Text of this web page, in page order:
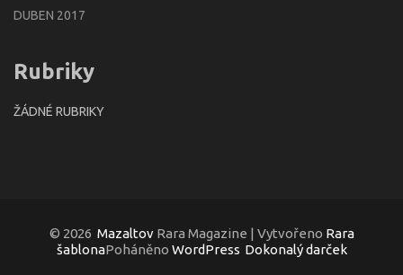
DUBEN 2017
Rubriky
ŽÁDNÉ RUBRIKY
© 2026 MazaltovRara Magazine | Vytvořeno Rara
šablonaPoháněno WordPress Dokonalý darček